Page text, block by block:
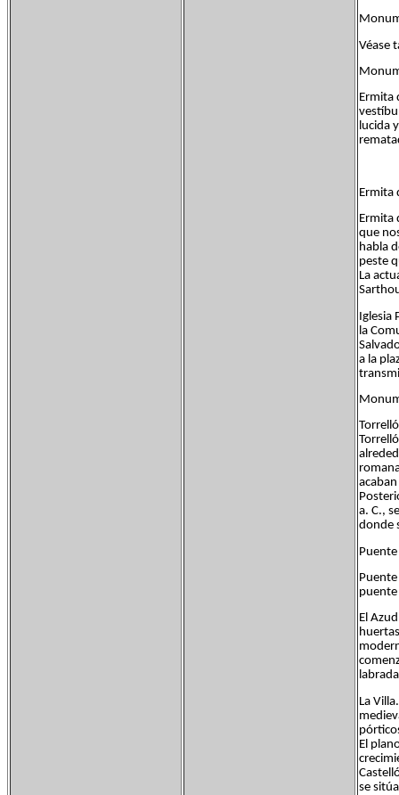
Véase
Ermita
lucida
Ermita
Ermita
que
habla
peste
La
la
a la
a. C.,
donde
puente
El
La
El
se